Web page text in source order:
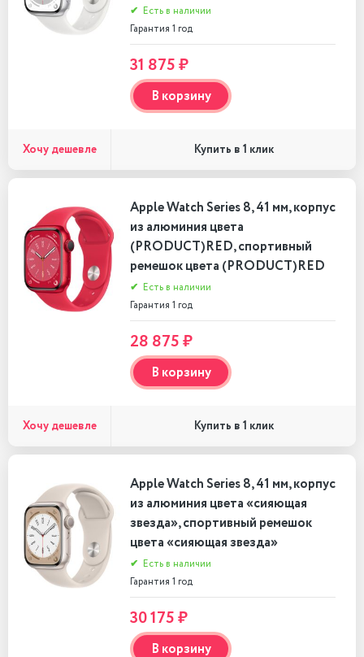
✔ Есть в наличии
Гарантия 1 год
31 875 ₽
В корзину
Хочу дешевле Купить в 1 клик
Apple Watch Series 8, 41 мм, корпус
из алюминия цвета
(PRODUCT)RED, спортивный
ремешок цвета (PRODUCT)RED
✔ Есть в наличии
Гарантия 1 год
28 875 ₽
В корзину
Хочу дешевле Купить в 1 клик
Apple Watch Series 8, 41 мм, корпус
из алюминия цвета «сияющая
звезда», спортивный ремешок
цвета «сияющая звезда»
✔ Есть в наличии
Гарантия 1 год
30 175 ₽
В корзину